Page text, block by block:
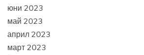
юни 2023
май 2023
април 2023
март 2023